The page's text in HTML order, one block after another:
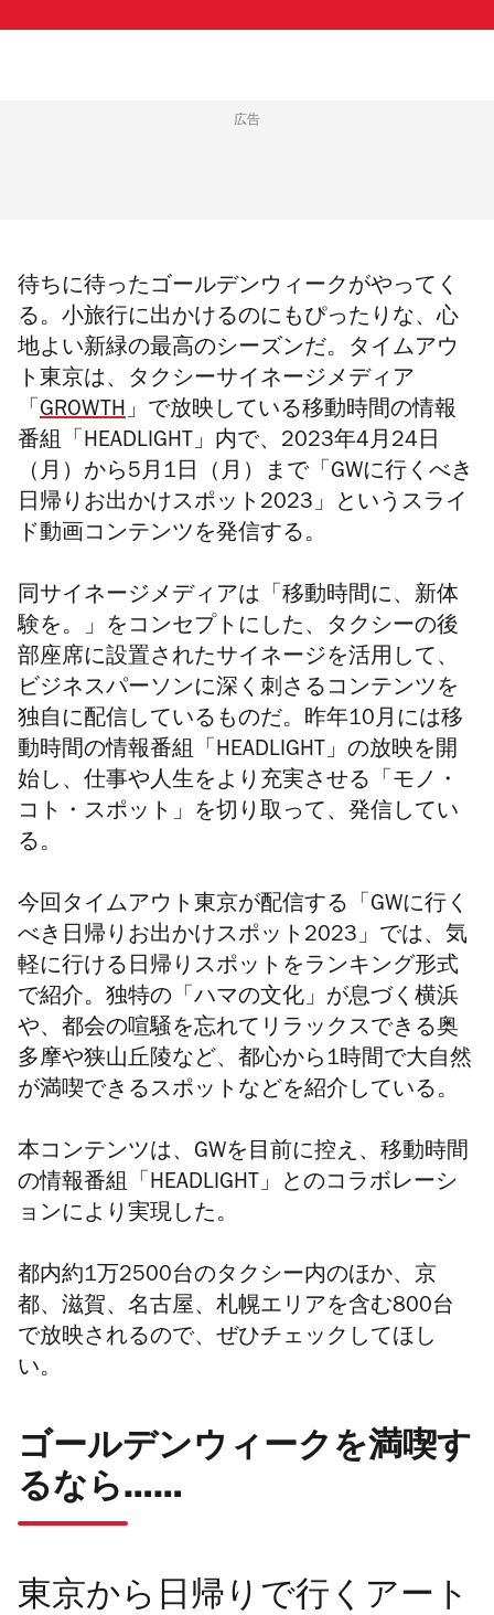
広告
待ちに待ったゴールデンウィークがやってく
る。小旅行に出かけるのにもぴったりな、心
地よい新緑の最高のシーズンだ。タイムアウ
ト東京は、タクシーサイネージメディア
「 GROWTH」で放映している移動時間の情報
番組「HEADLIGHT」内で、2023年4月24日
（月）から5月1日（月）まで「GWに行くべき
日帰りお出かけスポット2023」というスライ
ド動画コンテンツを発信する。
同サイネージメディア は「移動時間に、新体
験を。」をコンセプトにした、タクシーの後
部座席に設置されたサイネージを活用して、
ビジネスパーソンに深く刺さるコンテンツを
独自に配信しているものだ。昨年10月には移
動時間の情報番組「HEADLIGHT」の放映を開
始し、仕事や人生をより充実させる「モノ・
コト・スポット」を切り取って、発信してい
る。
今回タイムアウト東京が配信する「 GWに行く
べき日帰りお出かけスポット2023」では、気
軽に行ける日帰りスポットをランキング形式
で紹介。独特の「ハマの文化」が息づく横浜
や、都会の喧騒を忘れてリラックスできる奥
多摩や狭山丘陵など、都心から1時間で大自然
が満喫できるスポットなどを紹介している。
本コンテンツは、GWを目前に控え、移動時間
の情報番組「HEADLIGHT」とのコラボレーシ
ョンにより実現した。
都内約1万2500台のタクシー内のほか、京
都、滋賀、名古屋、札幌エリアを含む800台
で放映されるので、ぜひチェックしてほし
い。
ゴールデンウィークを満喫す
るなら……
東京から日帰りで行くアート